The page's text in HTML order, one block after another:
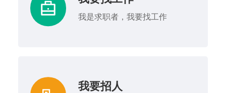
我是求职者，我要找工作
我要招人